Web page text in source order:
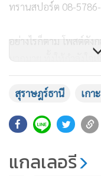
ทรานสปอร์ต 08-
อย่างไรก็ตาม โพสต์ดัง
มากมาย ทั้งให้กำลังใจ
โรคระบาดที่กระทบต่อ
สนใจในรถทั้ง 9 คัน โ
สุราษฎร์ธานี เกา
แกลเลอรี